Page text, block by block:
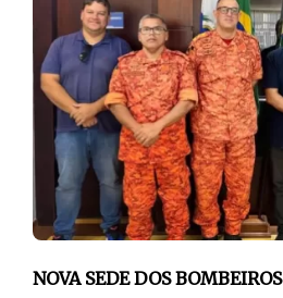
NOVA SEDE DOS BOMBEIROS